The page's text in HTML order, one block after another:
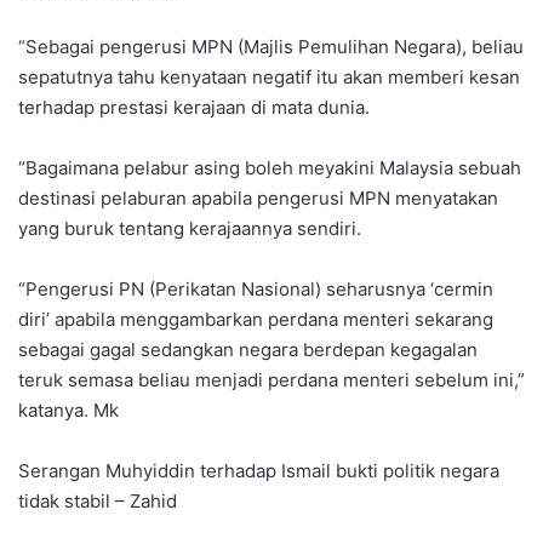
“Sebagai pengerusi MPN (Majlis Pemulihan Negara), beliau
sepatutnya tahu kenyataan negatif itu akan memberi kesan
terhadap prestasi kerajaan di mata dunia.
“Bagaimana pelabur asing boleh meyakini Malaysia sebuah
destinasi pelaburan apabila pengerusi MPN menyatakan
yang buruk tentang kerajaannya sendiri.
“Pengerusi PN (Perikatan Nasional) seharusnya ‘cermin
diri’ apabila menggambarkan perdana menteri sekarang
sebagai gagal sedangkan negara berdepan kegagalan
teruk semasa beliau menjadi perdana menteri sebelum ini,”
katanya. Mk
Serangan Muhyiddin terhadap Ismail bukti politik negara
tidak stabil – Zahid